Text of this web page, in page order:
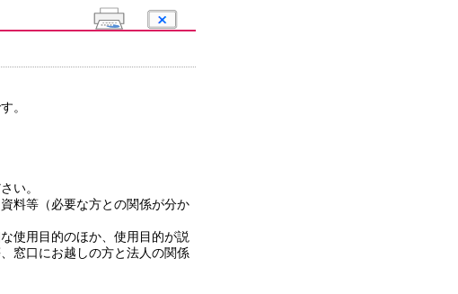
。
い。
料等（必要な方との関係が分か
使用目的のほか、使用目的が説
窓口にお越しの方と法人の関係